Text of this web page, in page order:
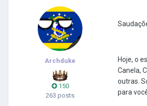
Archduke
150
263 posts
Hoje, o
Canela,
outras.
para